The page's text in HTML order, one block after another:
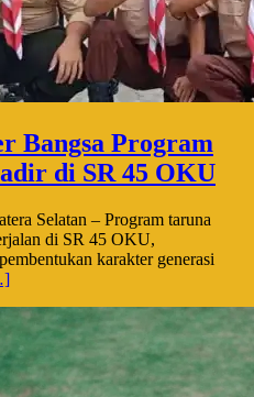
Bangsa Program
di SR 45 OKU
Selatan – Program taruna
di SR 45 OKU,
karakter generasi